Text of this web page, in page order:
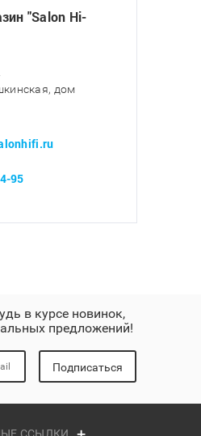
"Salon Hi-
дом
95
в курсе новинок,
предложений!
Подписаться